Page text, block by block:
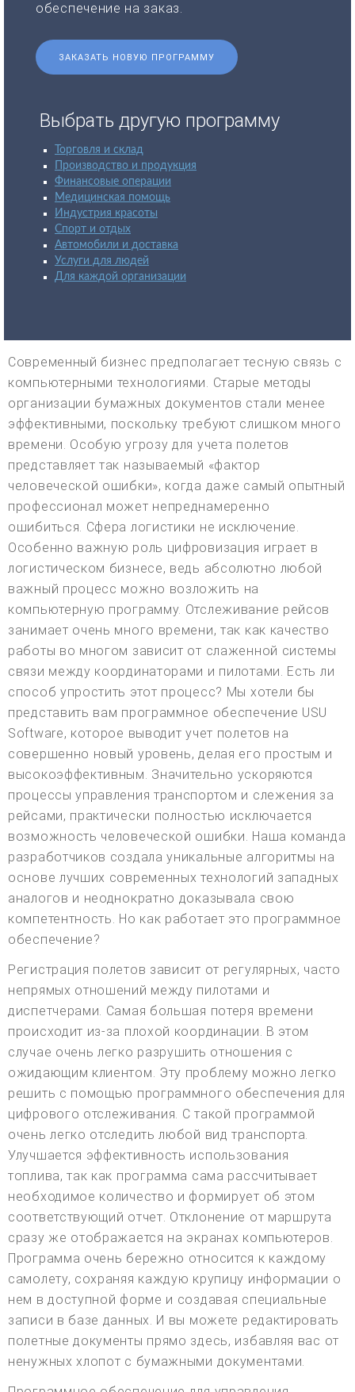
обеспечение на заказ.
ЗАКАЗАТЬ НОВУЮ ПРОГРАММУ
Выбрать другую программу
Торговля и склад
Производство и продукция
Финансовые операции
Медицинская помощь
Индустрия красоты
Спорт и отдых
Автомобили и доставка
Услуги для людей
Для каждой организации
Современный бизнес предполагает тесную связь с
компьютерными технологиями. Старые методы
организации бумажных документов стали менее
эффективными, поскольку требуют слишком много
времени. Особую угрозу для учета полетов
представляет так называемый «фактор
человеческой ошибки», когда даже самый опытный
профессионал может непреднамеренно
ошибиться. Сфера логистики не исключение.
Особенно важную роль цифровизация играет в
логистическом бизнесе, ведь абсолютно любой
важный процесс можно возложить на
компьютерную программу. Отслеживание рейсов
занимает очень много времени, так как качество
работы во многом зависит от слаженной системы
связи между координаторами и пилотами. Есть ли
способ упростить этот процесс? Мы хотели бы
представить вам программное обеспечение USU
Software, которое выводит учет полетов на
совершенно новый уровень, делая его простым и
высокоэффективным. Значительно ускоряются
процессы управления транспортом и слежения за
рейсами, практически полностью исключается
возможность человеческой ошибки. Наша команда
разработчиков создала уникальные алгоритмы на
основе лучших современных технологий западных
аналогов и неоднократно доказывала свою
компетентность. Но как работает это программное
обеспечение?
Регистрация полетов зависит от регулярных, часто
непрямых отношений между пилотами и
диспетчерами. Самая большая потеря времени
происходит из-за плохой координации. В этом
случае очень легко разрушить отношения с
ожидающим клиентом. Эту проблему можно легко
решить с помощью программного обеспечения для
цифрового отслеживания. С такой программой
очень легко отследить любой вид транспорта.
Улучшается эффективность использования
топлива, так как программа сама рассчитывает
необходимое количество и формирует об этом
соответствующий отчет. Отклонение от маршрута
сразу же отображается на экранах компьютеров.
Программа очень бережно относится к каждому
самолету, сохраняя каждую крупицу информации о
нем в доступной форме и создавая специальные
записи в базе данных. И вы можете редактировать
полетные документы прямо здесь, избавляя вас от
ненужных хлопот с бумажными документами.